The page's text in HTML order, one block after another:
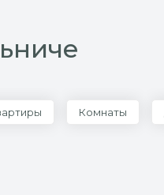
Комнаты